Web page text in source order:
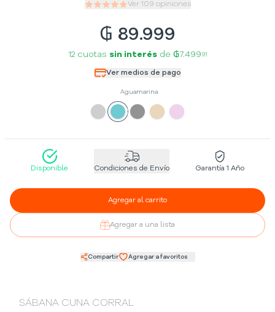
Ver 109 opiniones
₲ 89.999
12 cuotas sin interésde ₲7.499 91
Ver medios de pago
Aguamarina
Disponible Condiciones de Envío Garantía 1 Año
Agregar al carrito
Agregar a una lista
Compartir Agregar a favoritos
SÁBANA CUNA CORRAL